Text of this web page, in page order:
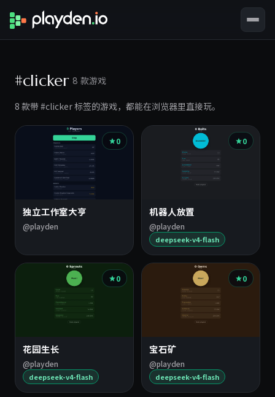
#clicker 8 款游戏
8 款带 #clicker 标签的游戏，都能在浏览器里直接玩。
0
独立工作室大亨
@playden
0
机器人放置
@playden
deepseek-v4-flash
0
花园生长
@playden
deepseek-v4-flash
0
宝石矿
@playden
deepseek-v4-flash